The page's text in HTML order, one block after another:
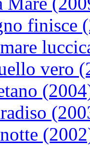
finisce
vero